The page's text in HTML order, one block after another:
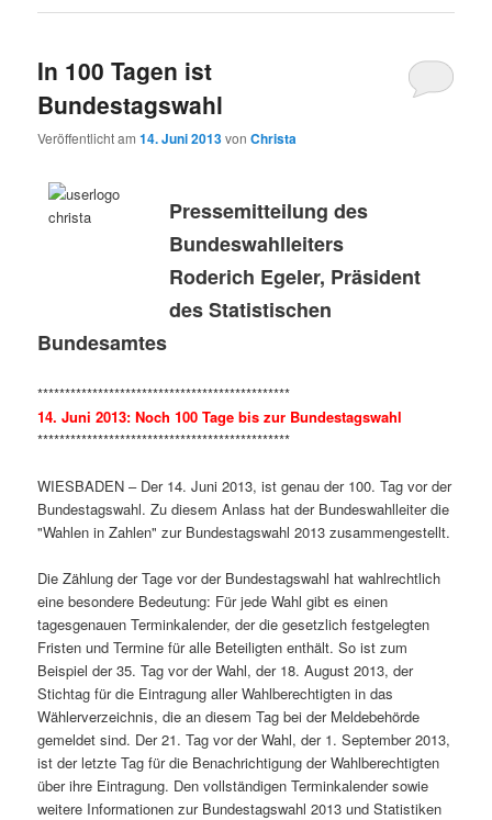
In 100 Tagen ist
Bundestagswahl
Veröffentlicht am14. Juni 2013vonChrista
Pressemitteilung des
Bundeswahlleiters
Roderich Egeler, Präsident
des Statistischen
Bundesamtes
**********************************************
14. Juni 2013: Noch 100 Tage bis zur Bundestagswahl
**********************************************
WIESBADEN – Der 14. Juni 2013, ist genau der 100. Tag vor der
Bundestagswahl. Zu diesem Anlass hat der Bundeswahlleiter die
"Wahlen in Zahlen" zur Bundestagswahl 2013 zusammengestellt.
Die Zählung der Tage vor der Bundestagswahl hat wahlrechtlich
eine besondere Bedeutung: Für jede Wahl gibt es einen
tagesgenauen Terminkalender, der die gesetzlich festgelegten
Fristen und Termine für alle Beteiligten enthält. So ist zum
Beispiel der 35. Tag vor der Wahl, der 18. August 2013, der
Stichtag für die Eintragung aller Wahlberechtigten in das
Wählerverzeichnis, die an diesem Tag bei der Meldebehörde
gemeldet sind. Der 21. Tag vor der Wahl, der 1. September 2013,
ist der letzte Tag für die Benachrichtigung der Wahlberechtigten
über ihre Eintragung. Den vollständigen Terminkalender sowie
weitere Informationen zur Bundestagswahl 2013 und Statistiken